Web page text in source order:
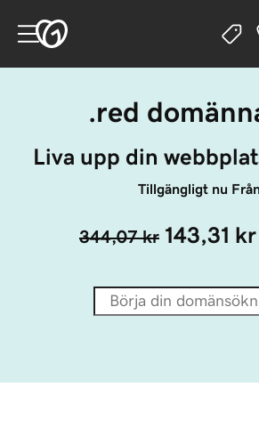
.red
Liva upp din
Tillgängligt nu
344,07 kr 143,31 kr